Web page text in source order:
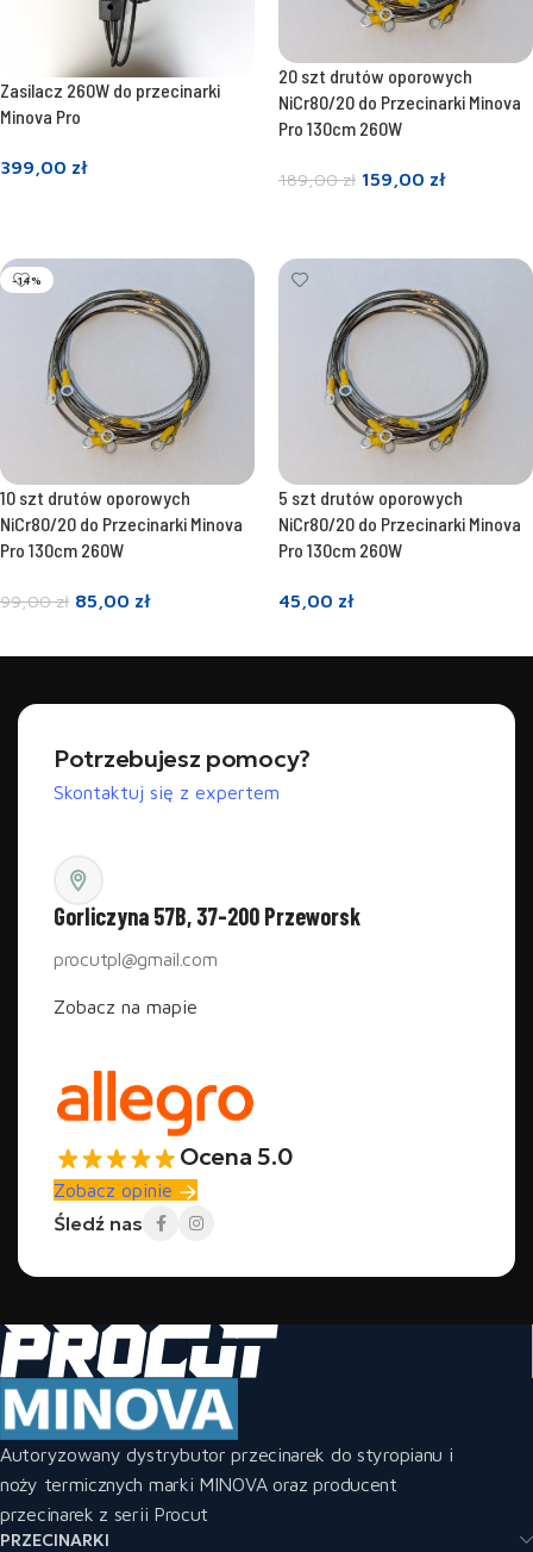
Zasilacz 260W do przecinarki
Minova Pro
399,00 zł
20 szt drutów oporowych
NiCr80/20 do Przecinarki Minova
Pro 130cm 260W
189,00zł 159,00 zł
-14%
10 szt drutów oporowych
NiCr80/20 do Przecinarki Minova
Pro 130cm 260W
99,00zł 85,00 zł
5 szt drutów oporowych
NiCr80/20 do Przecinarki Minova
Pro 130cm 260W
45,00 zł
Potrzebujesz pomocy?
Skontaktuj się z expertem
Gorliczyna 57B, 37-200 Przeworsk
procutpl@gmail.com
Zobacz na mapie
Ocena 5.0
Zobacz opinie
Śledź nas
Autoryzowany dystrybutor przecinarek do styropianu i
noży termicznych marki MINOVA oraz producent
przecinarek z serii Procut
PRZECINARKI